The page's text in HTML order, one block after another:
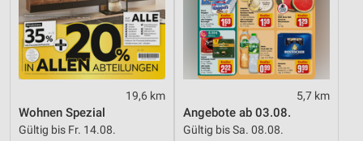
19,6 km
Wohnen Spezial
Gültig bis Fr. 14.08.
5,7 km
Angebote ab 03.08.
Gültig bis Sa. 08.08.